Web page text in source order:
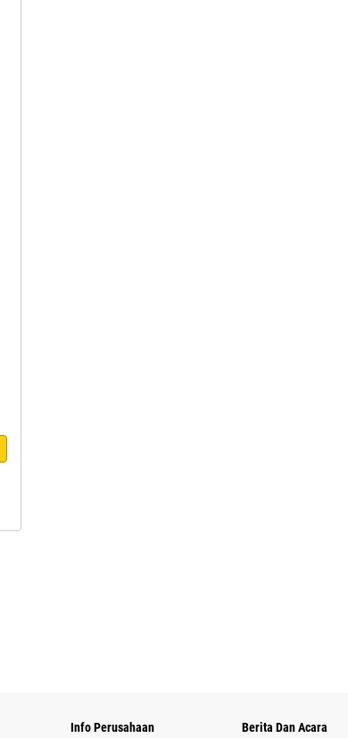
Info Perusahaan Berita Dan Acara